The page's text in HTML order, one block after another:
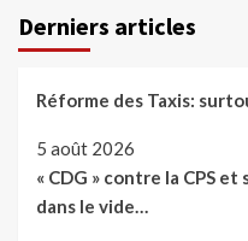
Derniers articles
Réforme des Taxis:
5 août 2026
« CDG » contre la CPS
dans le vide…